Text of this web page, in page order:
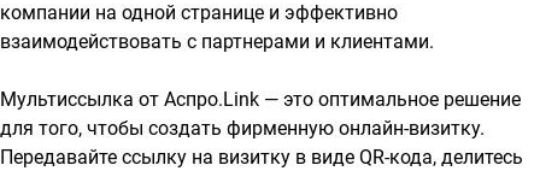
компании на одной странице и эффективно
взаимодействовать с партнерами и клиентами.
Мультиссылка от Аспро.Link — это оптимальное решение
для того, чтобы создать фирменную онлайн-визитку.
Передавайте ссылку на визитку в виде QR-кода, делитесь